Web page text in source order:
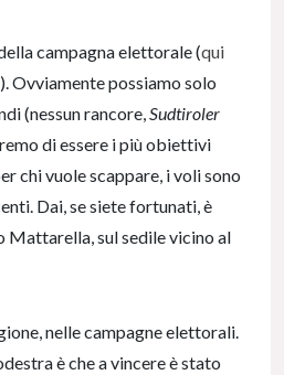
campagna elettorale (qui
Ovviamente possiamo solo
(nessun rancore,Sudtiroler
di essere i più obiettivi
chi vuole scappare, i voli sono
Dai, se siete fortunati, è
Mattarella, sul sedile vicino al
nelle campagne elettorali.
è che a vincere è stato